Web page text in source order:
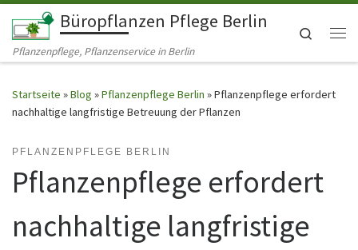
Zum Inhalt springen
Büropflanzen Pflege Berlin
Pflanzenpflege, Pflanzenservice in Berlin
Search
Startseite »Blog »Pflanzenpflege Berlin »Pflanzenpflege erfordert
nachhaltige langfristige Betreuung der Pflanzen
PFLANZENPFLEGE BERLIN
Pflanzenpflege erfordert
nachhaltige langfristige